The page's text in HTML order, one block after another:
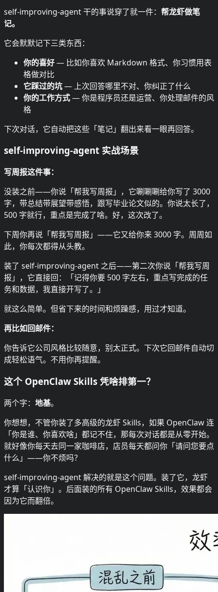
self-improving-agent 干的事说穿了就一件： 帮龙虾做笔
记。
它会默默记下三类东西：
你的喜好— 比如你喜欢 Markdown 格式、你习惯用表
格做对比
它踩过的坑— 上次回答哪里不对、你纠正了什么
你的工作方式— 你是程序员还是运营、你处理邮件的风
格
下次对话，它自动把这些「笔记」翻出来看一眼再回答。
self-improving-agent 实战场景
写周报这件事：
没装之前——你说「帮我写周报」，它唰唰唰给你写了 3000
字，带总结带展望带感悟，跟写毕业论文似的。你说太长了，
500 字就行，重点是完成了啥。好，这次改了。
下周你再说「帮我写周报」——它又给你来 3000 字。周周如
此，你每次都得从头教。
装了 self-improving-agent 之后——第二次你说「帮我写周
报」，它直接回：「记得你要 500 字左右，重点写完成的任
务和数据，我直接开写了。」
就这么简单。但省下来的时间和烦躁感，用过才知道。
再比如回邮件：
你告诉它公司风格比较随意，别太正式。下次它回邮件自动切
成轻松语气。不用你再提醒。
这个 OpenClaw Skills 凭啥排第一？
两个字： 地基。
你想想，不管你装了多高级的龙虾 Skills，如果 OpenClaw 连
「你是谁、你喜欢啥」都记不住，那每次对话都是从零开始。
就好像你每天去同一家咖啡店，店员每天都问你「请问您要点
什么」——你不烦吗？
self-improving-agent 解决的就是这个问题。装了它，龙虾
才算「认识你」。后面装的所有 OpenClaw Skills，效果都会
因为它而翻倍。